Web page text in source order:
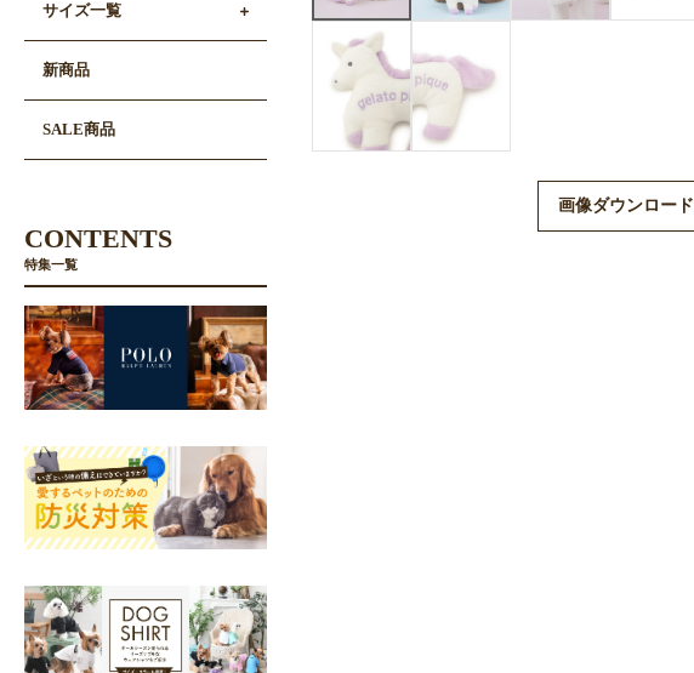
画像ダウンロード
サイズ一覧
新商品
SALE商品
CONTENTS
特集一覧